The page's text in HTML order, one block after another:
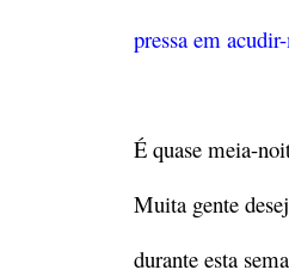
pressa em
É quase meia-
Muita gente
durante esta